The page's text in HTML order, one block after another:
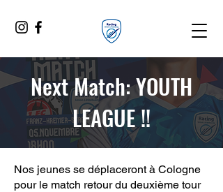
Next Match: YOUTH
LEAGUE !!
Nos jeunes se déplaceront à Cologne
pour le match retour du deuxième tour